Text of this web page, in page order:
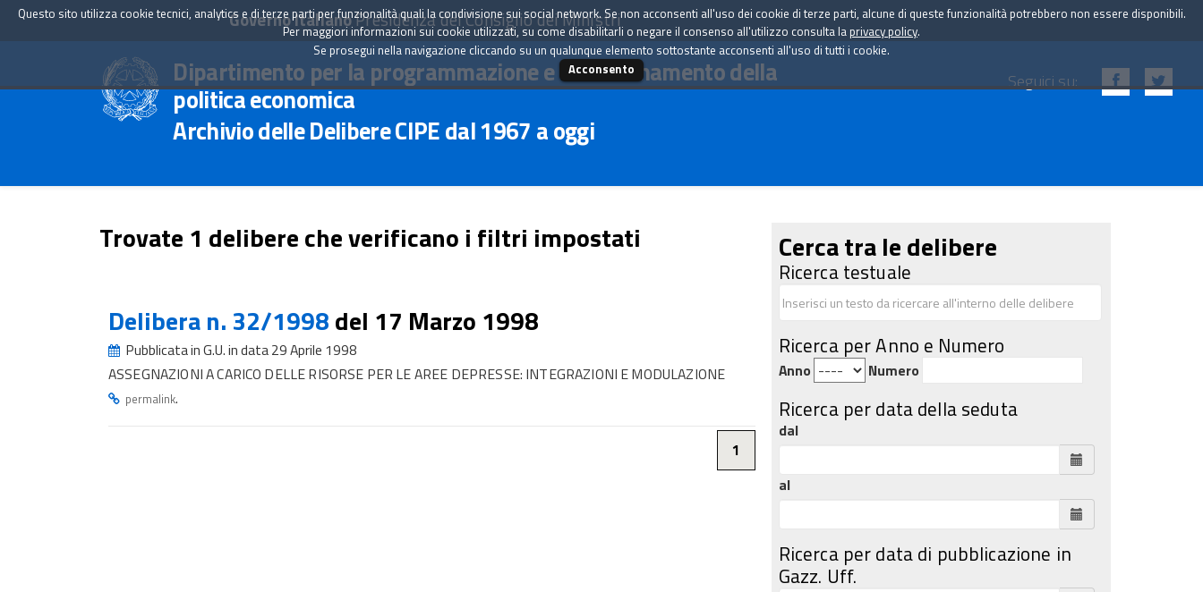
Governo ItalianoPresidenza del Consiglio dei Ministri
Dipartimento per la programmazione e il coordinamento della
politica economica
Archivio delle Delibere CIPE dal 1967 a oggi
Seguici su:
Trovate 1 delibere che verificano i filtri impostati
Delibera n. 32/1998del 17 Marzo 1998
Pubblicata in G.U. in data 29 Aprile 1998
ASSEGNAZIONI A CARICO DELLE RISORSE PER LE AREE DEPRESSE: INTEGRAZIONI E MODULAZIONE
permalink.
1
Cerca tra le delibere
Ricerca testuale
Ricerca per Anno e Numero
Anno Numero
Ricerca per data della seduta
dal
al
Ricerca per data di pubblicazione in
Gazz. Uff.
Questo sito utilizza cookie tecnici, analytics e di terze parti per funzionalità quali la condivisione sui social network. Se non acconsenti all'uso dei cookie di terze parti, alcune di queste funzionalità potrebbero non essere disponibili.
Per maggiori informazioni sui cookie utilizzati, su come disabilitarli o negare il consenso all'utilizzo consulta la privacy policy.
Se prosegui nella navigazione cliccando su un qualunque elemento sottostante acconsenti all'uso di tutti i cookie.
Acconsento